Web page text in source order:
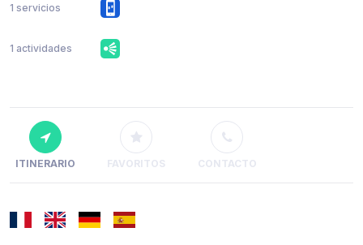
1 servicios
1 actividades
ITINERARIO FAVORITOS CONTACTO